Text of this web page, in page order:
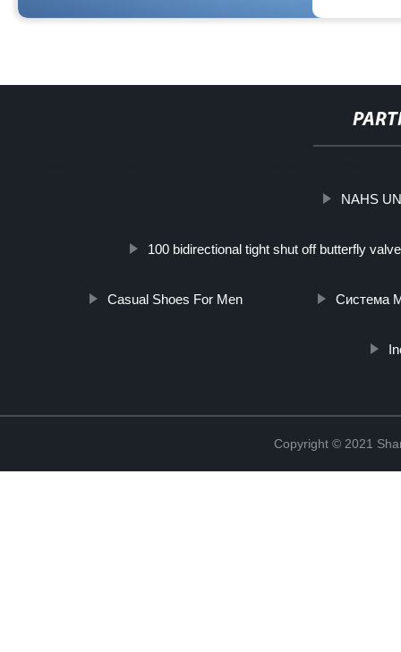
NAHS
100 bidirectional tight shut off butterfly valve
Casual Shoes For Men Система
Copyright © 2021